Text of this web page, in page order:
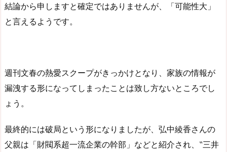
結論から申しますと確定ではありませんが、「可能性大」
と言えるようです。
週刊文春の熱愛スクープがきっかけとなり、家族の情報が
漏洩する形になってしまったことは致し方ないところでし
ょう。
最終的には破局という形になりましたが、弘中綾香さんの
父親は「財閥系超一流企業の幹部」などと紹介され、‟三井